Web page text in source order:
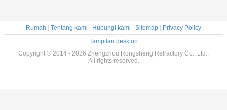
Rumah | Tentang kami | Hubungi kami | Sitemap | Privacy Policy
Tampilan desktop
Copyright © 2014 - 2026 Zhengzhou Rongsheng Refractory Co., Ltd..
All rights reserved.